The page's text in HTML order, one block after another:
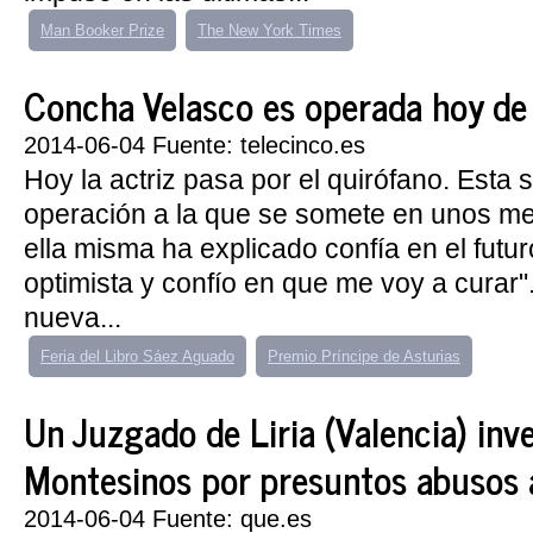
Man Booker Prize The New York Times
Concha Velasco es operada hoy
2014-06-04 Fuente: telecinco.es
Hoy la actriz pasa por el quirófano. Esta
operación a la que se somete en unos
ella misma ha explicado confía en el
optimista y confío en que me voy a
nueva...
Feria del Libro Sáez Aguado Premio Príncipe de Asturias
Un Juzgado de Liria (Valencia)
Montesinos por presuntos
2014-06-04 Fuente: que.es